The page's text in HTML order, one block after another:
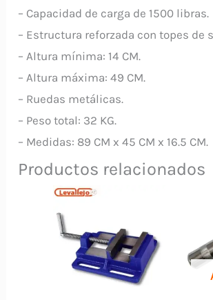
– Capacidad de carga de 1500 libras.
– Estructura reforzada con topes de
– Altura mínima: 14 CM.
– Altura máxima: 49 CM.
– Ruedas metálicas.
– Peso total: 32 KG.
– Medidas: 89 CM x 45 CM x 16.5 CM.
Productos relacionados